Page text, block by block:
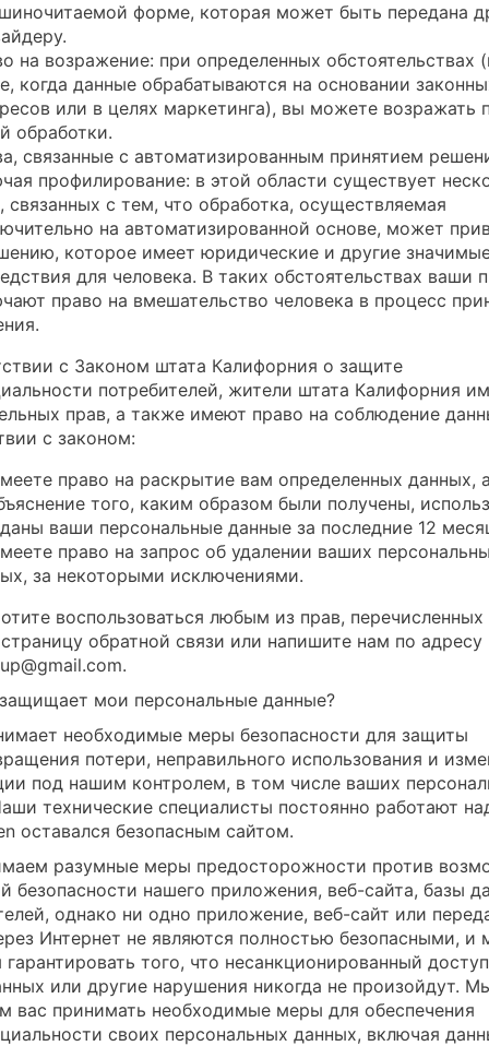
форме, которая может быть передана
на возражение: при определенных обстоятельствах
когда данные обрабатываются на основании
или в целях маркетинга), вы можете возражать
обработки.
связанные с автоматизированным принятием
профилирование: в этой области существует
связанных с тем, что обработка, осуществляемая
на автоматизированной основе, может
которое имеет юридические и другие
для человека. В таких обстоятельствах ваши
право на вмешательство человека в процесс
с Законом штата Калифорния о защите
потребителей, жители штата Калифорния
прав, а также имеют право на соблюдение
с законом:
право на раскрытие вам определенных данных,
того, каким образом были получены,
ваши персональные данные за последние 12
право на запрос об удалении ваших
за некоторыми исключениями.
воспользоваться любым из прав,
обратной связи или напишите нам по адресу
.
мои персональные данные?
необходимые меры безопасности для защиты
потери, неправильного использования и
под нашим контролем, в том числе ваших
технические специалисты постоянно работают
оставался безопасным сайтом.
разумные меры предосторожности против
безопасности нашего приложения, веб-сайта, базы
однако ни одно приложение, веб-сайт или
Интернет не являются полностью безопасными, и
того, что несанкционированный
или другие нарушения никогда не произойдут.
вас принимать необходимые меры для обеспечения
своих персональных данных, включая